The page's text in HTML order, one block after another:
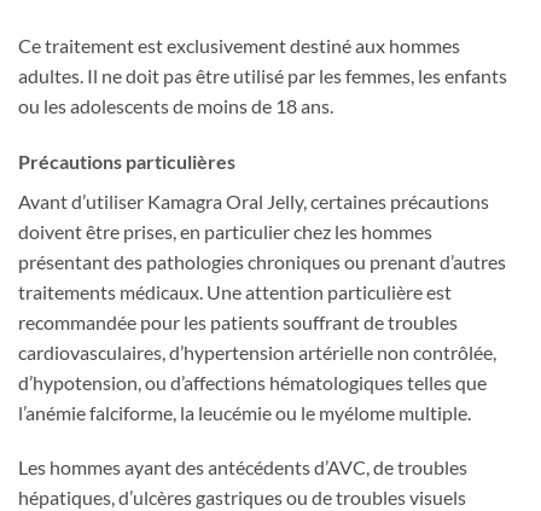
Ce traitement est exclusivement destiné aux hommes
adultes. Il ne doit pas être utilisé par les femmes, les enfants
ou les adolescents de moins de 18 ans.
Précautions particulières
Avant d’utiliser Kamagra Oral Jelly, certaines précautions
doivent être prises, en particulier chez les hommes
présentant des pathologies chroniques ou prenant d’autres
traitements médicaux. Une attention particulière est
recommandée pour les patients souffrant de troubles
cardiovasculaires, d’hypertension artérielle non contrôlée,
d’hypotension, ou d’affections hématologiques telles que
l’anémie falciforme, la leucémie ou le myélome multiple.
Les hommes ayant des antécédents d’AVC, de troubles
hépatiques, d’ulcères gastriques ou de troubles visuels